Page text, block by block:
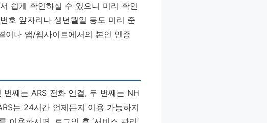
쉽게 확인하실 수 있으니 미리 확인
호 앞자리나 생년월일 등도 미리 준
이나 앱/웹사이트에서의 본인 인증
째는 ARS 전화 연결, 두 번째는 NH
는 24시간 언제든지 이용 가능하지